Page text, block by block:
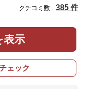
クチコミ数 : 385 件
表示
ェック